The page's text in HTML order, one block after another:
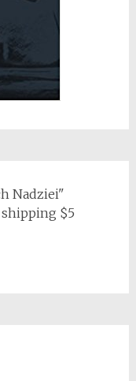
Nadziei"
$5